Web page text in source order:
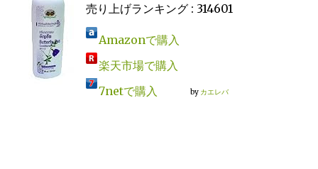
売り上げランキング : 314601
Amazonで購入
楽天市場で購入
7netで購入
by カエレバ